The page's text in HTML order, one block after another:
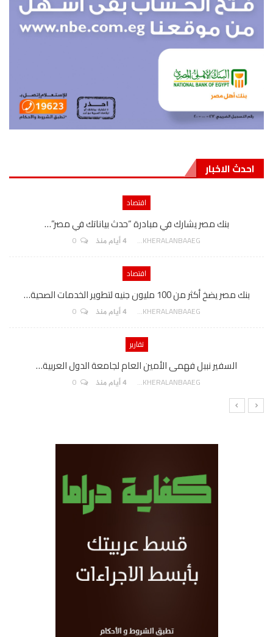
احدث الاخبار
اقتصاد
بنك مصر يشارك في مبادرة “حدث بياناتك في مصر”…
AKHERALANBAAEG 4 أيام منذ
اقتصاد
بنك مصر يضخ أكثر من 100 مليون جنيه لتطوير الخدمات الصحية…
AKHERALANBAAEG 4 أيام منذ
تقارير
السفير نببل فهمى الأمين العام لجامعة الدول العربية…
AKHERALANBAAEG 4 أيام منذ